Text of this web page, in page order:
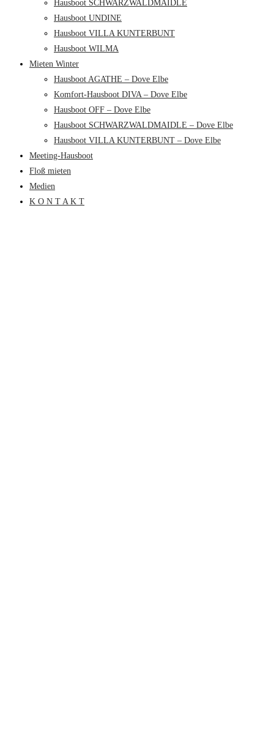
Hausboot SCHWARZWALDMAIDLE
Hausboot UNDINE
Hausboot VILLA KUNTERBUNT
Hausboot WILMA
Mieten Winter
Hausboot AGATHE – Dove Elbe
Komfort-Hausboot DIVA – Dove Elbe
Hausboot OFF – Dove Elbe
Hausboot SCHWARZWALDMAIDLE – Dove Elbe
Hausboot VILLA KUNTERBUNT – Dove Elbe
Meeting-Hausboot
Floß mieten
Medien
K O N T A K T